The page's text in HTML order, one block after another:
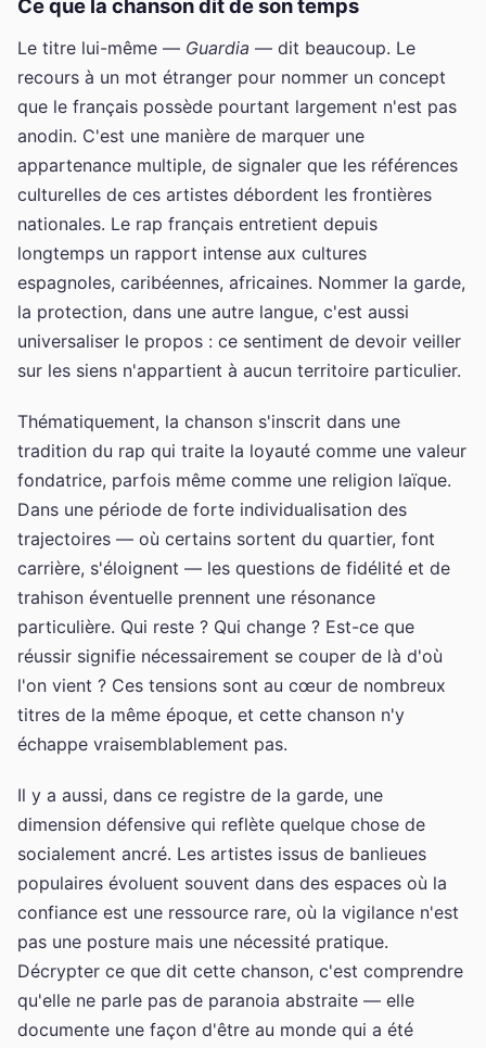
Ce que la chanson dit de son temps
Le titre lui-même — Guardia — dit beaucoup. Le
recours à un mot étranger pour nommer un concept
que le français possède pourtant largement n'est pas
anodin. C'est une manière de marquer une
appartenance multiple, de signaler que les références
culturelles de ces artistes débordent les frontières
nationales. Le rap français entretient depuis
longtemps un rapport intense aux cultures
espagnoles, caribéennes, africaines. Nommer la garde,
la protection, dans une autre langue, c'est aussi
universaliser le propos : ce sentiment de devoir veiller
sur les siens n'appartient à aucun territoire particulier.
Thématiquement, la chanson s'inscrit dans une
tradition du rap qui traite la loyauté comme une valeur
fondatrice, parfois même comme une religion laïque.
Dans une période de forte individualisation des
trajectoires — où certains sortent du quartier, font
carrière, s'éloignent — les questions de fidélité et de
trahison éventuelle prennent une résonance
particulière. Qui reste ? Qui change ? Est-ce que
réussir signifie nécessairement se couper de là d'où
l'on vient ? Ces tensions sont au cœur de nombreux
titres de la même époque, et cette chanson n'y
échappe vraisemblablement pas.
Il y a aussi, dans ce registre de la garde, une
dimension défensive qui reflète quelque chose de
socialement ancré. Les artistes issus de banlieues
populaires évoluent souvent dans des espaces où la
confiance est une ressource rare, où la vigilance n'est
pas une posture mais une nécessité pratique.
Décrypter ce que dit cette chanson, c'est comprendre
qu'elle ne parle pas de paranoia abstraite — elle
documente une façon d'être au monde qui a été